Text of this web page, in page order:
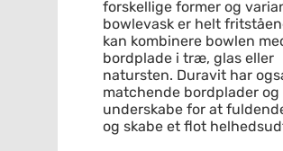
forskellige former og
bowlevask er helt
kan kombinere bowlen
bordplade i træ, glas eller
natursten. Duravit har
matchende bordplader og
underskabe for at
og skabe et flot